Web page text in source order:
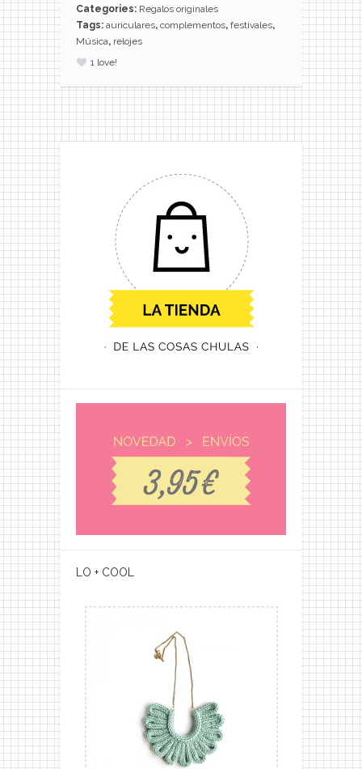
Categories: Regalos originales
Tags: auriculares, complementos, festivales,
Música, relojes
1 love!
LO + COOL